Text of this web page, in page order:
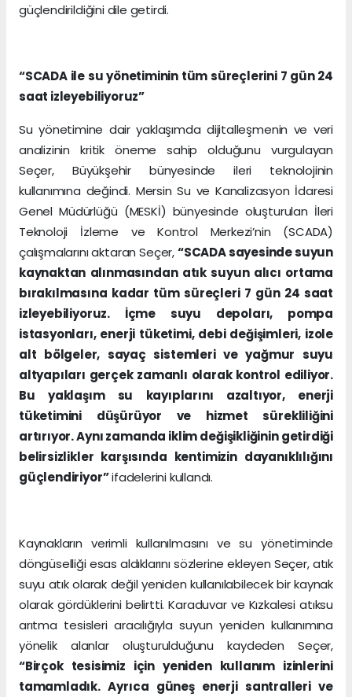
güçlendirildiğini dile getirdi.
“SCADA ile su yönetiminin tüm süreçlerini 7 gün 24
saat izleyebiliyoruz”
Su yönetimine dair yaklaşımda dijitalleşmenin ve veri
analizinin kritik öneme sahip olduğunu vurgulayan
Seçer, Büyükşehir bünyesinde ileri teknolojinin
kullanımına değindi. Mersin Su ve Kanalizasyon İdaresi
Genel Müdürlüğü (MESKİ) bünyesinde oluşturulan İleri
Teknoloji İzleme ve Kontrol Merkezi’nin (SCADA)
çalışmalarını aktaran Seçer,“SCADA sayesinde suyun
kaynaktan alınmasından atık suyun alıcı ortama
bırakılmasına kadar tüm süreçleri 7 gün 24 saat
izleyebiliyoruz. İçme suyu depoları, pompa
istasyonları, enerji tüketimi, debi değişimleri, izole
alt bölgeler, sayaç sistemleri ve yağmur suyu
altyapıları gerçek zamanlı olarak kontrol ediliyor.
Bu yaklaşım su kayıplarını azaltıyor, enerji
tüketimini düşürüyor ve hizmet sürekliliğini
artırıyor. Aynı zamanda iklim değişikliğinin getirdiği
belirsizlikler karşısında kentimizin dayanıklılığını
güçlendiriyor”ifadelerini kullandı.
Kaynakların verimli kullanılmasını ve su yönetiminde
döngüselliği esas aldıklarını sözlerine ekleyen Seçer, atık
suyu atık olarak değil yeniden kullanılabilecek bir kaynak
olarak gördüklerini belirtti. Karaduvar ve Kızkalesi atıksu
arıtma tesisleri aracılığıyla suyun yeniden kullanımına
yönelik alanlar oluşturulduğunu kaydeden Seçer,
“Birçok tesisimiz için yeniden kullanım izinlerini
tamamladık. Ayrıca güneş enerji santralleri ve